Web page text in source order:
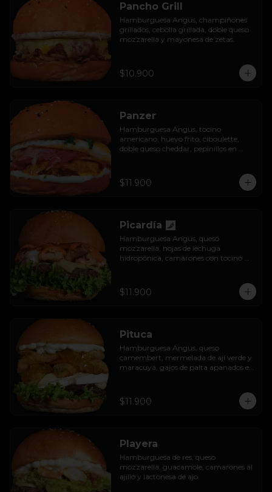
Pancho Grill
Hamburguesa Angus, champiñones
grillados, cebolla grillada, doble queso
mozzarella y mayonesa de zetas.
$10.900
Panzer
Hamburguesa Angus, tocino
americano, huevo frito, ciboulette,
doble queso cheddar, pepinillos en
$11.900
Picardía
Hamburguesa Angus, queso
mozzarella, hojas de lechuga
hidropónica, camarones con tocino
$11.900
Pituca
Hamburguesa Angus, queso
camembert, mermelada de ají verde y
maracuyá, gajos de palta apanados en
$11.900
Playera
Hamburguesa de res, queso
mozzarella, guacamole, camarones al
ajillo y lactonesa de ajo.